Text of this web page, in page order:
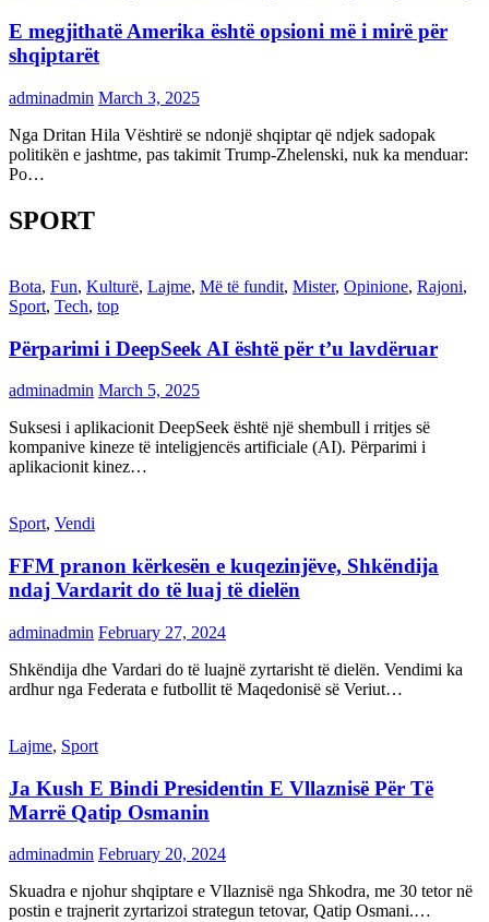
E megjithatë Amerika është opsioni më i mirë për
shqiptarët
adminadmin March 3, 2025
Nga Dritan Hila Vështirë se ndonjë shqiptar që ndjek sadopak
politikën e jashtme, pas takimit Trump-Zhelenski, nuk ka menduar:
Po…
SPORT
Bota, Fun, Kulturë, Lajme, Më të fundit, Mister, Opinione, Rajoni,
Sport, Tech, top
Përparimi i DeepSeek AI është për t’u lavdëruar
adminadmin March 5, 2025
Suksesi i aplikacionit DeepSeek është një shembull i rritjes së
kompanive kineze të inteligjencës artificiale (AI). Përparimi i
aplikacionit kinez…
Sport, Vendi
FFM pranon kërkesën e kuqezinjëve, Shkëndija
ndaj Vardarit do të luaj të dielën
adminadmin February 27, 2024
Shkëndija dhe Vardari do të luajnë zyrtarisht të dielën. Vendimi ka
ardhur nga Federata e futbollit të Maqedonisë së Veriut…
Lajme, Sport
Ja Kush E Bindi Presidentin E Vllaznisë Për Të
Marrë Qatip Osmanin
adminadmin February 20, 2024
Skuadra e njohur shqiptare e Vllaznisë nga Shkodra, me 30 tetor në
postin e trajnerit zyrtarizoi strategun tetovar, Qatip Osmani.…